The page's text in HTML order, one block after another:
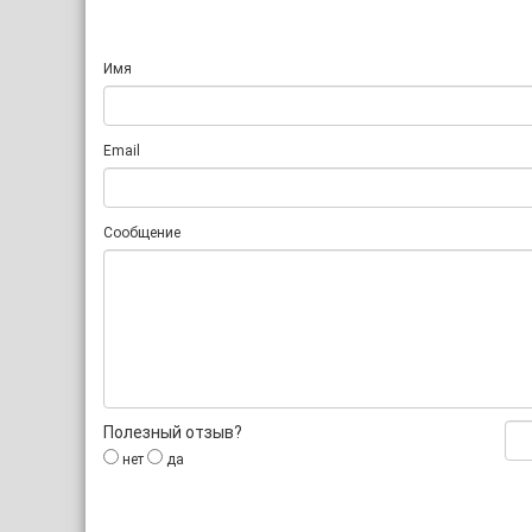
Имя
Email
Сообщение
Полезный отзыв?
нет да